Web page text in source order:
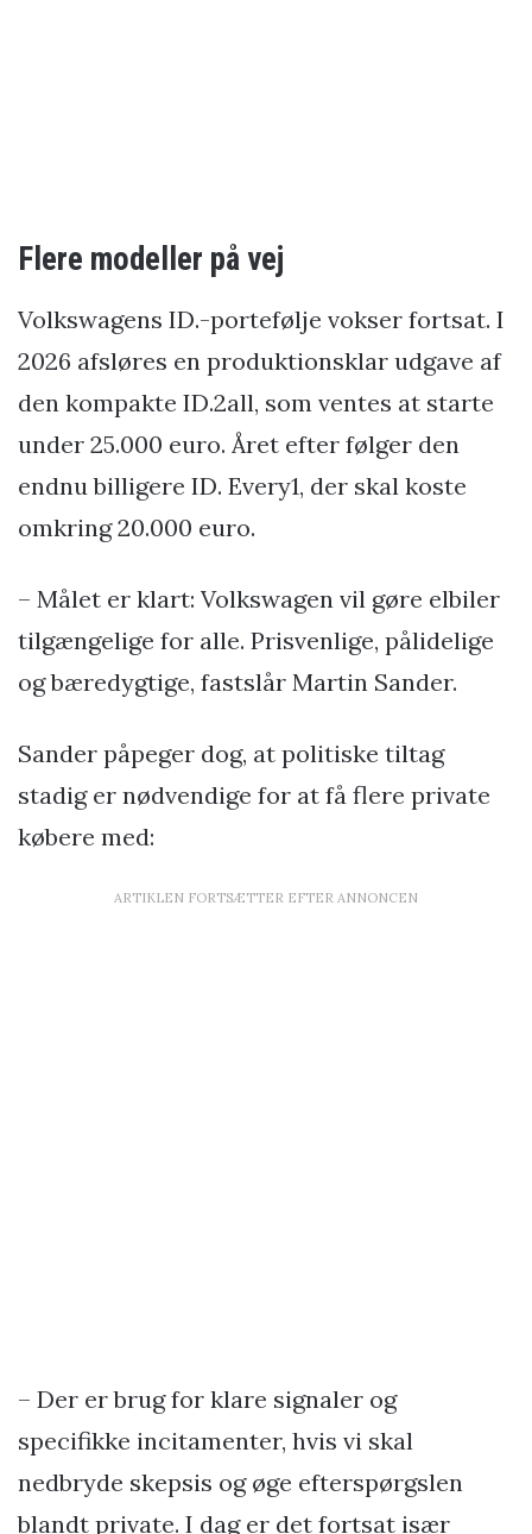
Flere modeller på vej
Volkswagens ID.-portefølje vokser fortsat. I
2026 afsløres en produktionsklar udgave af
den kompakte ID.2all, som ventes at starte
under 25.000 euro. Året efter følger den
endnu billigere ID. Every1, der skal koste
omkring 20.000 euro.
– Målet er klart: Volkswagen vil gøre elbiler
tilgængelige for alle. Prisvenlige, pålidelige
og bæredygtige, fastslår Martin Sander.
Sander påpeger dog, at politiske tiltag
stadig er nødvendige for at få flere private
købere med:
ARTIKLEN FORTSÆTTER EFTER ANNONCEN
– Der er brug for klare signaler og
specifikke incitamenter, hvis vi skal
nedbryde skepsis og øge efterspørgslen
blandt private. I dag er det fortsat især